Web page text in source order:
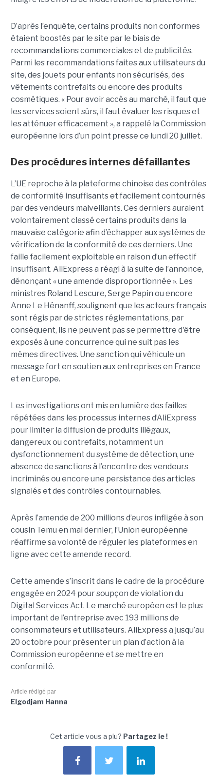
D’après l’enquête, certains produits non conformes
étaient boostés par le site par le biais de
recommandations commerciales et de publicités.
Parmi les recommandations faites aux utilisateurs du
site, des jouets pour enfants non sécurisés, des
vêtements contrefaits ou encore des produits
cosmétiques. « Pour avoir accès au marché, il faut que
les services soient sûrs, il faut évaluer les risques et
les atténuer efficacement », a rappelé la Commission
européenne lors d’un point presse ce lundi 20 juillet.
Des procédures internes défaillantes
L’UE reproche à la plateforme chinoise des contrôles
de conformité insuffisants et facilement contournés
par des vendeurs malveillants. Ces derniers auraient
volontairement classé certains produits dans la
mauvaise catégorie afin d’échapper aux systèmes de
vérification de la conformité de ces derniers. Une
faille facilement exploitable en raison d’un effectif
insuffisant. AliExpress a réagi à la suite de l’annonce,
dénonçant « une amende disproportionnée ». Les
ministres Roland Lescure, Serge Papin ou encore
Anne Le Hénanff, soulignent que les acteurs français
sont régis par de strictes réglementations, par
conséquent, ils ne peuvent pas se permettre d'être
exposés à une concurrence qui ne suit pas les
mêmes directives. Une sanction qui véhicule un
message fort en soutien aux entreprises en France
et en Europe.
Les investigations ont mis en lumière des failles
répétées dans les processus internes d’AliExpress
pour limiter la diffusion de produits illégaux,
dangereux ou contrefaits, notamment un
dysfonctionnement du système de détection, une
absence de sanctions à l’encontre des vendeurs
incriminés ou encore une persistance des articles
signalés et des contrôles contournables.
Après l’amende de 200 millions d’euros infligée à son
cousin Temu en mai dernier, l’Union européenne
réaffirme sa volonté de réguler les plateformes en
ligne avec cette amende record.
Cette amende s’inscrit dans le cadre de la procédure
engagée en 2024 pour soupçon de violation du
Digital Services Act. Le marché européen est le plus
important de l’entreprise avec 193 millions de
consommateurs et utilisateurs. AliExpress a jusqu’au
20 octobre pour présenter un plan d’action à la
Commission européenne et se mettre en
conformité.
Article rédigé par
Elgodjam Hanna
Cet article vous a plu? Partagez le !